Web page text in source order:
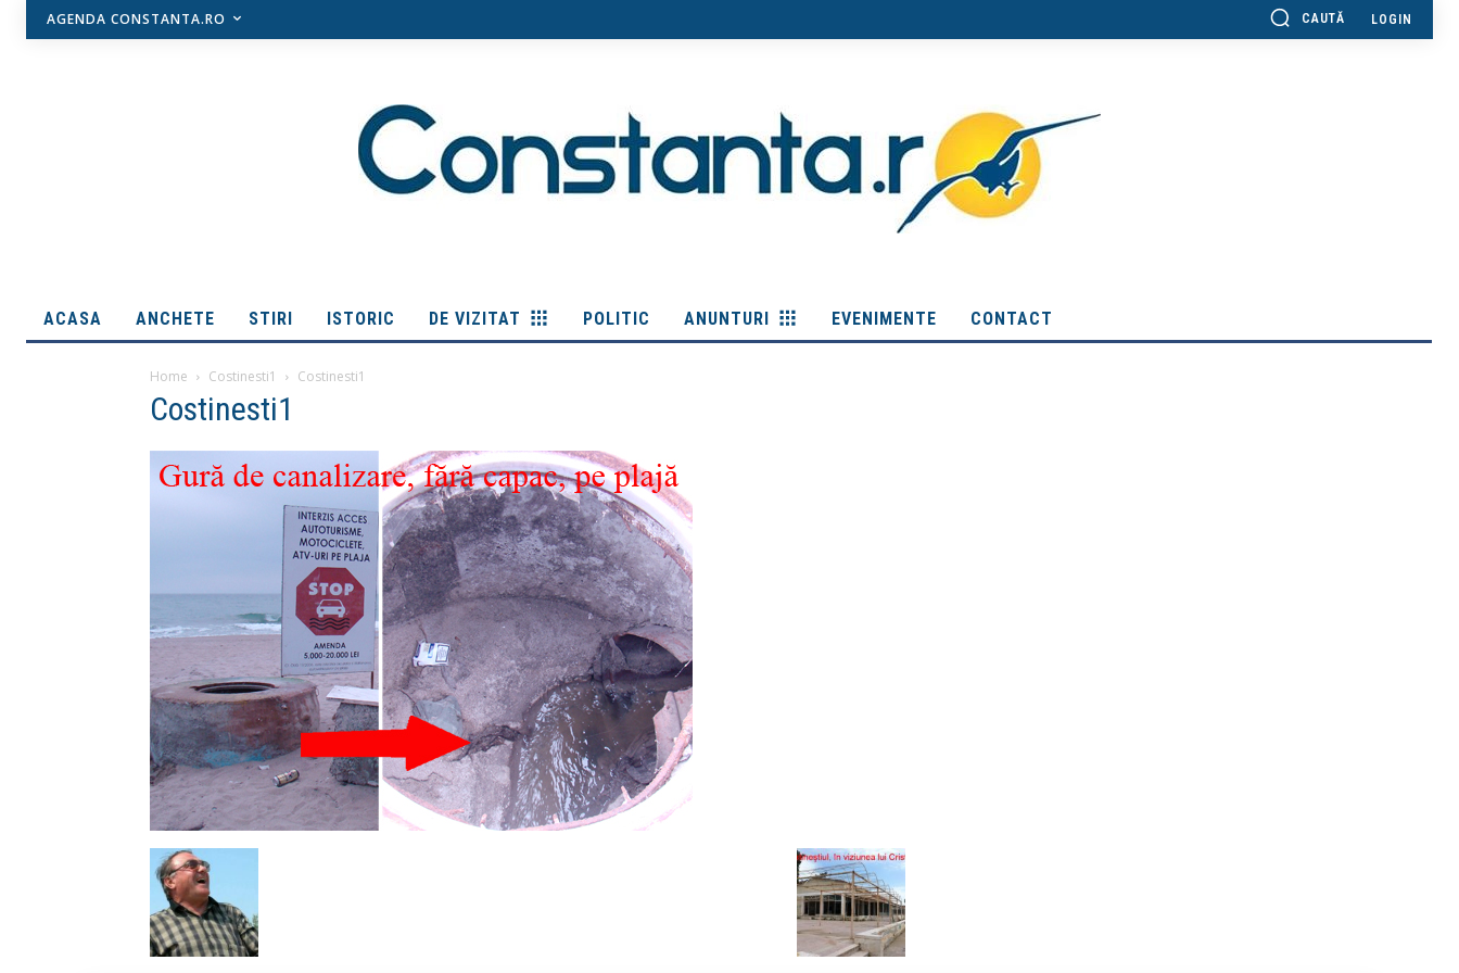
AGENDA CONSTANTA.RO CAUTĂ LOGIN
ACASA ANCHETE STIRI ISTORIC DE VIZITAT POLITIC ANUNTURI EVENIMENTE CONTACT
Home Costinesti1 Costinesti1
Costinesti1